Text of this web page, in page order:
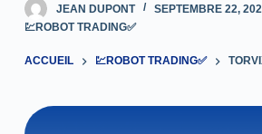
n
JEAN DUPONT
SEPTEMBRE 22,
💹ROBOT TRADING✅
ACCUEIL 💹ROBOT TRADING✅